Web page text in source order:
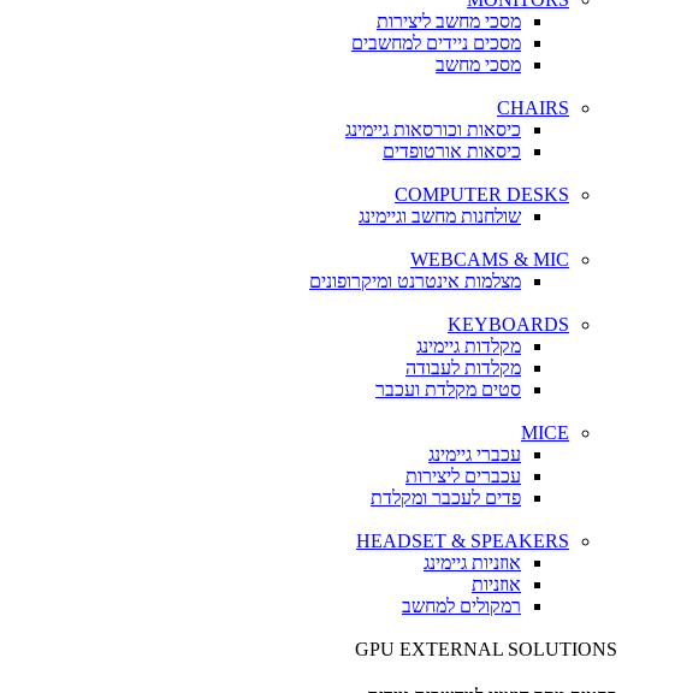
מסכי מחשב ליצירות
מסכים ניידים למחשבים
מסכי מחשב
CHAIRS
כיסאות וכורסאות גיימינג
כיסאות אורטופדים
COMPUTER DESKS
שולחנות מחשב וגיימינג
WEBCAMS & MIC
מצלמות אינטרנט ומיקרופונים
KEYBOARDS
מקלדות גיימינג
מקלדות לעבודה
סטים מקלדת ועכבר
MICE
עכברי גיימינג
עכברים ליצירות
פדים לעכבר ומקלדת
HEADSET & SPEAKERS
אוזניות גיימינג
אוזניות
רמקולים למחשב
GPU EXTERNAL SOLUTIONS